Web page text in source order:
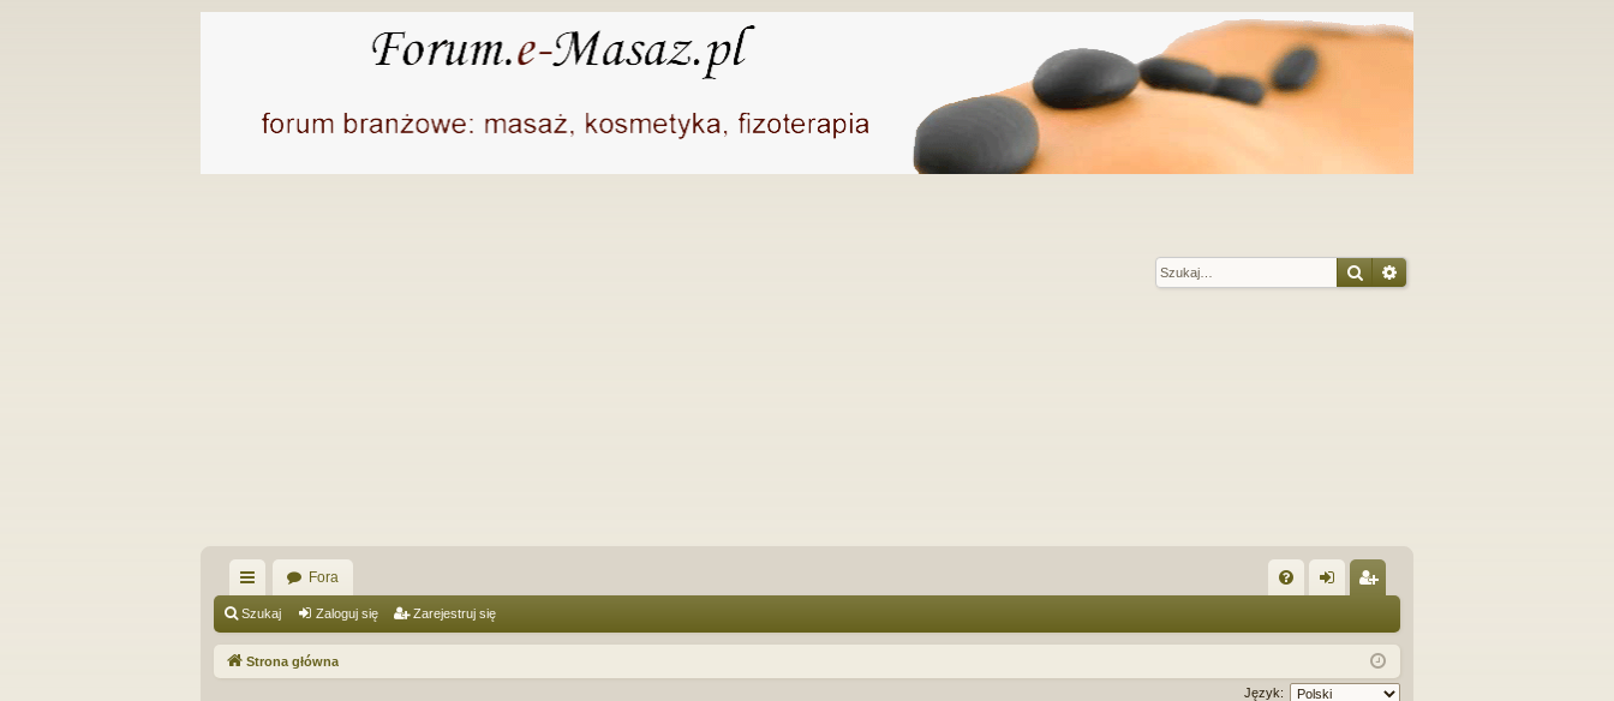
Szukaj
ię
ce
Fora
Q og
uj
ej
es
Szukaj Zaloguj się Zarejestruj się
Strona główna
Język: